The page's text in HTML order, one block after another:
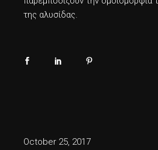
της αλυσίδας.
October 25, 2017